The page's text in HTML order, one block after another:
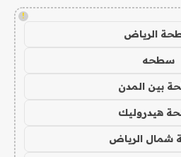
!
الرياض
سطحه
بين المدن
هيدروليك
الرياض